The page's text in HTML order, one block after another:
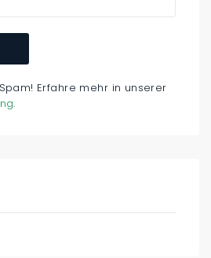
Erfahre mehr in unserer
.